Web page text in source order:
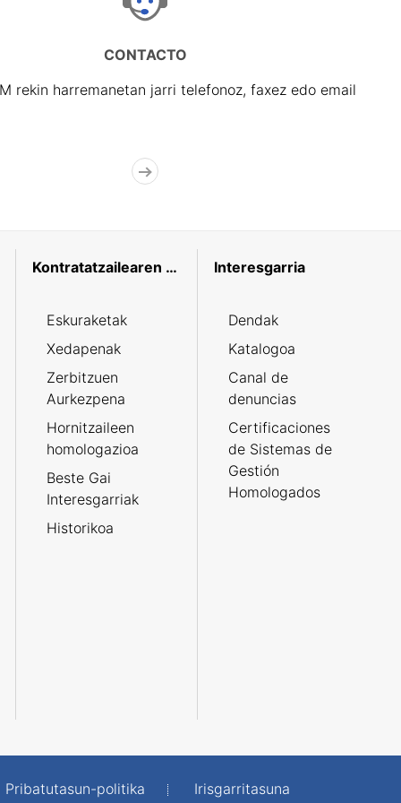
CONTACTO
rekin harremanetan jarri telefonoz, faxez edo email
Kontratatzailearen profila
Eskuraketak
Xedapenak
Zerbitzuen
Aurkezpena
Hornitzaileen
homologazioa
Beste Gai
Interesgarriak
Historikoa
Interesgarria
Dendak
Katalogoa
Canal de
denuncias
Certificaciones
de Sistemas de
Gestión
Homologados
Pribatutasun-politika Irisgarritasuna